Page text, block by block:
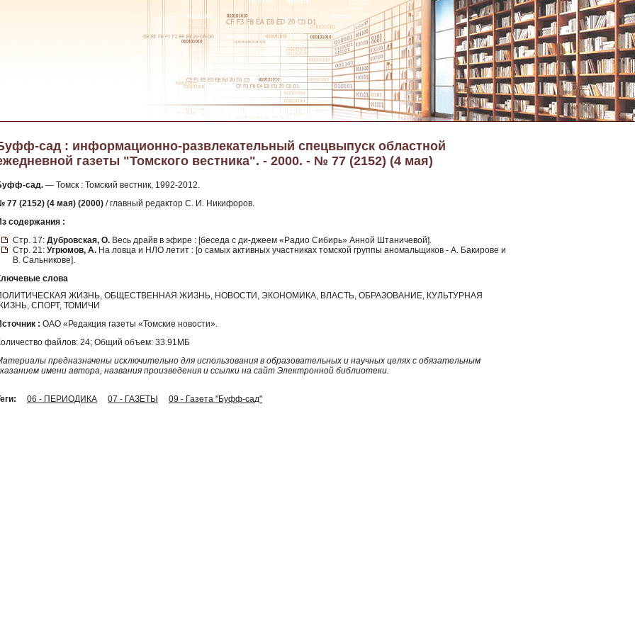
сад : информационно-развлекательный спецвыпуск областной
газеты "Томского вестника". - 2000. - № 77 (2152) (4 мая)
сад. — Томск : Томский вестник, 1992-2012.
77 (2152) (4 мая) (2000) / главный редактор С. И. Никифоров.
содержания :
Стр. 17: Дубровская, О. Весь драйв в эфире : [беседа с ди-джеем «Радио Сибирь» Анной Штаничевой].
Стр. 21: Угрюмов, А. На ловца и НЛО летит : [о самых активных участниках томской группы аномальщиков - А. Бакирове и
В. Сальникове].
слова
ЖИЗНЬ, ОБЩЕСТВЕННАЯ ЖИЗНЬ, НОВОСТИ, ЭКОНОМИКА, ВЛАСТЬ, ОБРАЗОВАНИЕ, КУЛЬТУРНАЯ
СПОРТ, ТОМИЧИ
: ОАО «Редакция газеты «Томские новости».
файлов: 24; Общий объем: 33.91МБ
предназначены исключительно для использования в образовательных и научных целях с обязательным
имени автора, названия произведения и ссылки на сайт Электронной библиотеки.
06 - ПЕРИОДИКА 07 - ГАЗЕТЫ 09 - Газета "Буфф-сад"